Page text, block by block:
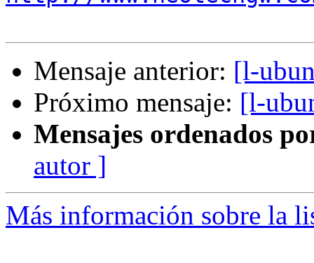
Mensaje anterior: [l-
Próximo mensaje: [l-
Mensajes ordenados
autor ]
Más información sobre la